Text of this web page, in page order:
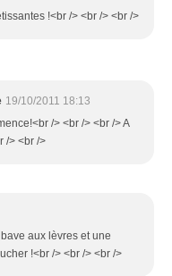
!<br /> <br /> <br />
19/10/2011 18:13
/> <br /> <br /> A
/> <br />
aux lèvres et une
!<br /> <br /> <br />